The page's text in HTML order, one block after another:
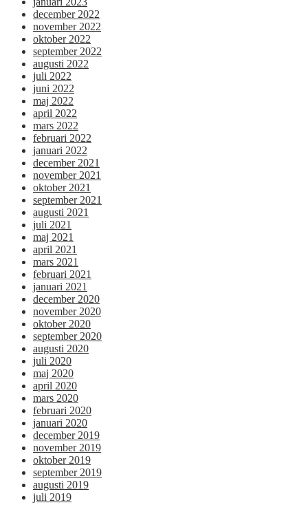
december 2022
november 2022
oktober 2022
september 2022
augusti 2022
juli 2022
juni 2022
maj 2022
april 2022
mars 2022
februari 2022
januari 2022
december 2021
november 2021
oktober 2021
september 2021
augusti 2021
juli 2021
maj 2021
april 2021
mars 2021
februari 2021
januari 2021
december 2020
november 2020
oktober 2020
september 2020
augusti 2020
juli 2020
maj 2020
april 2020
mars 2020
februari 2020
januari 2020
december 2019
november 2019
oktober 2019
september 2019
augusti 2019
juli 2019